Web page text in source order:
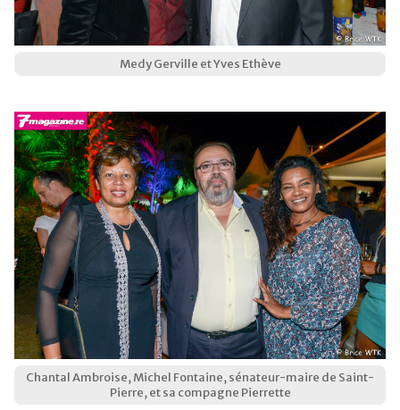
Medy Gerville et Yves Ethève
Chantal Ambroise, Michel Fontaine, sénateur-maire de Saint-
Pierre, et sa compagne Pierrette